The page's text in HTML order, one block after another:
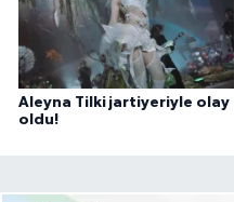
Aleyna Tilki jartiyeriyle olay
oldu!